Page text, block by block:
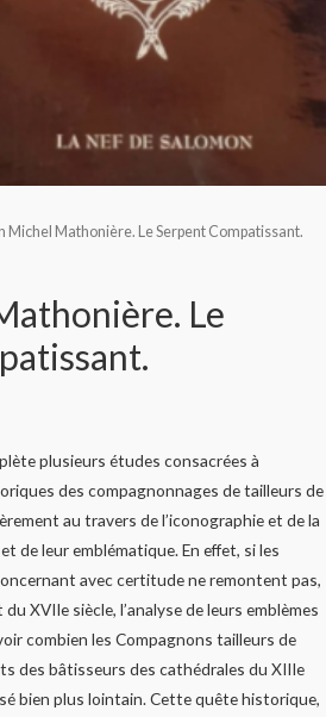
Michel Mathonière. Le Serpent Compatissant.
Le
plusieurs études consacrées à
des compagnonnages de tailleurs de
au travers de l’iconographie et de la
de leur emblématique. En effet, si les
avec certitude ne remontent pas,
XVIIe siècle, l’analyse de leurs emblèmes
combien les Compagnons tailleurs de
des bâtisseurs des cathédrales du XIIIe
bien plus lointain. Cette quête historique,